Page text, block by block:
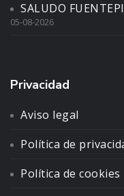
SALUDO
05-08-2026
Privacidad
Aviso legal
Política de
Política de cookies